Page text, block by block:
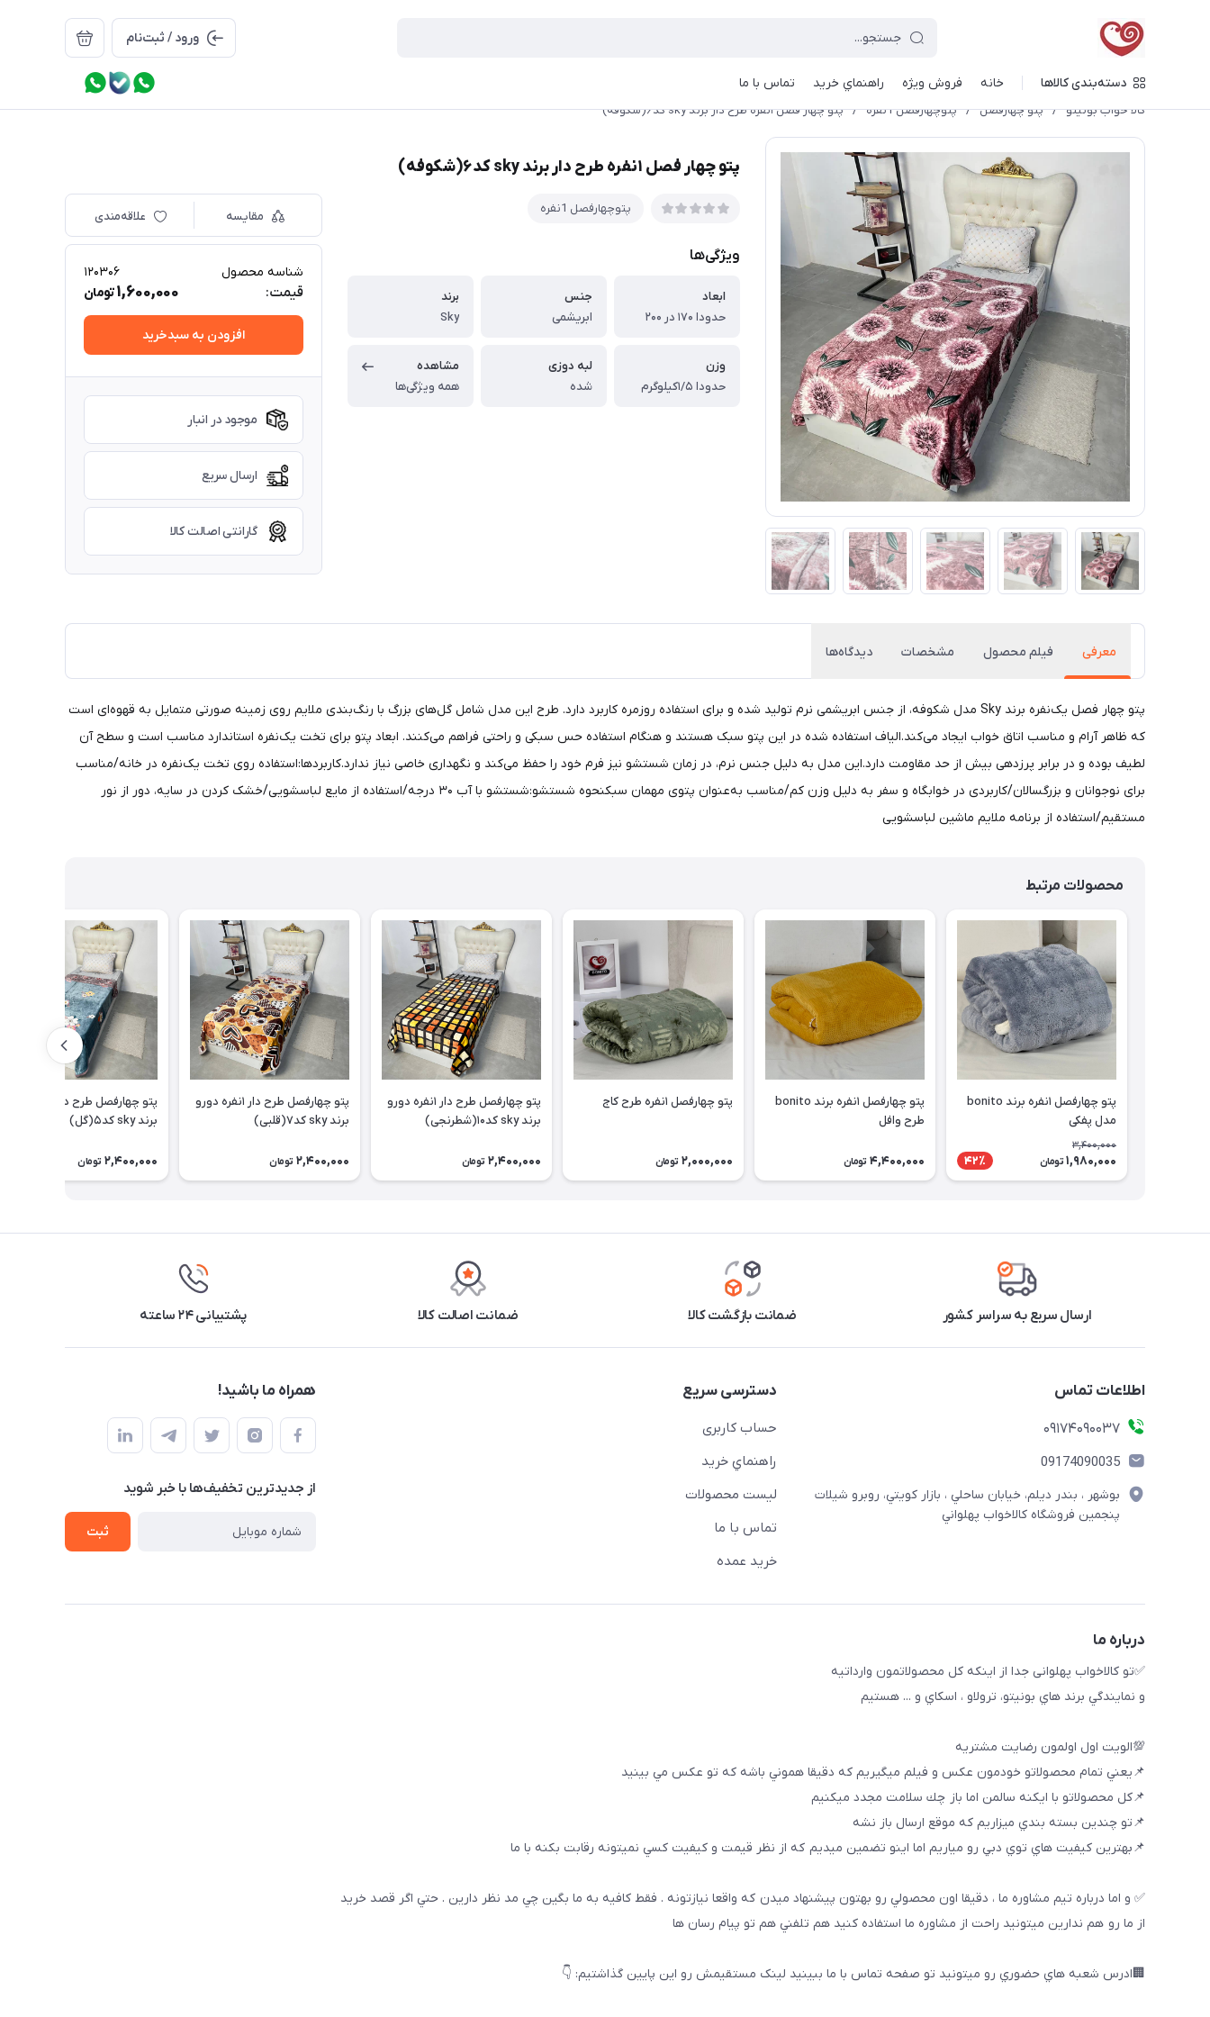
ورود / ثبت‌نام
دسته‌بندی کالاها خانه فروش ویژه راهنماي خريد تماس با ما
کالا خواب بونیتو / پتو چهارفصل / پتوچهارفصل 1نفره / پتو چهار فصل ۱نفره طرح دار برند sky کد۶(شکوفه)
پتو چهار فصل ۱نفره طرح دار برند sky کد۶(شکوفه)
پتوچهارفصل 1نفره
ویژگی‌ها
ابعاد
حدودا ۱۷۰ در ۲۰۰
جنس
ابریشمی
برند
Sky
وزن
حدودا ۱/۵کیلوگرم
لبه دوزی
شده
مشاهده
همه ویژگی‌ها
مقایسه علاقه‌مندی
شناسه محصول 120306
قیمت: 1,600,000تومان
افزودن به سبدخرید
موجود در انبار
ارسال سریع
گارانتی اصالت کالا
معرفی فیلم محصول مشخصات دیدگاه‌ها
پتو چهار فصل یک‌نفره برند Sky مدل شکوفه، از جنس ابریشمی نرم تولید شده و برای استفاده روزمره کاربرد دارد. طرح این مدل شامل گل‌های بزرگ با رنگ‌بندی ملایم روی زمینه صورتی متمایل به قهوه‌ای است
که ظاهر آرام و مناسب اتاق خواب ایجاد می‌کند.الیاف استفاده‌ شده در این پتو سبک هستند و هنگام استفاده حس سبکی و راحتی فراهم می‌کنند. ابعاد پتو برای تخت یک‌نفره استاندارد مناسب است و سطح آن
لطیف بوده و در برابر پرزدهی بیش از حد مقاومت دارد.این مدل به دلیل جنس نرم، در زمان شستشو نیز فرم خود را حفظ می‌کند و نگهداری خاصی نیاز ندارد.کاربردها:استفاده روی تخت یک‌نفره در خانه/مناسب
برای نوجوانان و بزرگسالان/کاربردی در خوابگاه و سفر به دلیل وزن کم/مناسب به‌عنوان پتوی مهمان سبکنحوه شستشو:شستشو با آب ۳۰ درجه/استفاده از مایع لباسشویی/خشک کردن در سایه، دور از نور
مستقیم/استفاده از برنامه ملایم ماشین لباسشویی
محصولات مرتبط
پتو چهارفصل ۱نفره برند bonito
مدل پفکی
3,400,000
1,980,000 تومان 42٪
پتو چهارفصل ۱نفره برند bonito
طرح وافل
4,400,000 تومان
پتو چهارفصل ۱نفره طرح کاج
2,000,000 تومان
پتو چهارفصل طرح دار ۱نفره دورو
برند sky کد۱۰(شطرنجی)
2,400,000 تومان
پتو چهارفصل طرح دار ۱نفره دورو
برند sky کد۷(قلبی)
2,400,000 تومان
برند sky کد۵(گل)
2,400,000 تومان
ارسال سریع به سراسر کشور ضمانت بازگشت کالا ضمانت اصالت کالا پشتیبانی ۲۴ ساعته
اطلاعات تماس
09174090037
09174090035
بوشهر ، بندر ديلم، خيابان ساحلي ، بازار كويتي، روبرو شيلات
پنجمين فروشگاه كالاخواب پهلواني
دسترسی سریع
حساب کاربری
راهنماي خريد
لیست محصولات
تماس با ما
خريد عمده
همراه ما باشید!
از جدید‌ترین تخفیف‌ها با‌ خبر شوید
ثبت
درباره ما
✅تو كالاخواب پهلوانى جدا از اينكه كل محصولاتمون وارداتيه
و نمايندگي برند هاي بونيتو، ترولاو ، اسكاي و ... هستيم
💯الويت اول اولمون رضايت مشتريه
📌يعني تمام محصولاتو خودمون عكس و فيلم ميگيريم كه دقيقا هموني باشه كه تو عكس مي بينيد
📌كل محصولاتو با ايكنه سالمن اما باز چك سلامت مجدد ميكنيم
📌تو چندين بسته بندي ميزاريم كه موقع ارسال باز نشه
📌بهترين كيفيت هاي توي دبي رو مياريم اما اينو تضمين ميديم كه از نظر قيمت و كيفيت كسي نميتونه رقابت بكنه با ما
✅ و اما درباره تيم مشاوره ما ، دقيقا اون محصولي رو بهتون پيشنهاد ميدن كه واقعا نيازتونه . فقط كافيه به ما بگين چي مد نظر دارين . حتي اگر قصد خريد
از ما رو هم ندارين ميتونيد راحت از مشاوره ما استفاده كنيد هم تلفني هم تو پيام رسان ها
🏢ادرس شعبه هاي حضوري رو ميتونيد تو صفحه تماس با ما ببینيد لینک مستقیمش رو این پایین گذاشتیم: 👇